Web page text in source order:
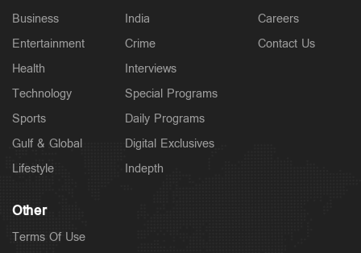
Business
Entertainment
Health
Technology
Sports
Gulf & Global
Lifestyle
India
Crime
Interviews
Special Programs
Daily Programs
Digital Exclusives
Indepth
Careers
Contact Us
Other
Terms Of Use